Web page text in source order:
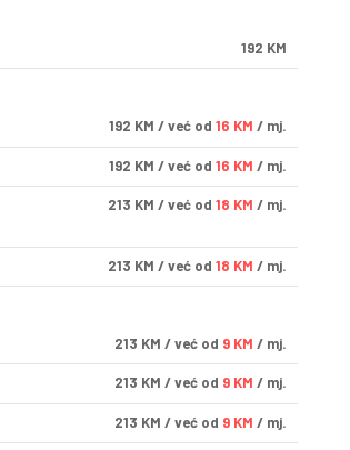
192 KM
192 KM / već od 16 KM / mj.
192 KM / već od 16 KM / mj.
213 KM / već od 18 KM / mj.
213 KM / već od 18 KM / mj.
213 KM / već od 9 KM / mj.
213 KM / već od 9 KM / mj.
213 KM / već od 9 KM / mj.